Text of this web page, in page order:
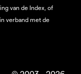
van de Index, of
verband met de